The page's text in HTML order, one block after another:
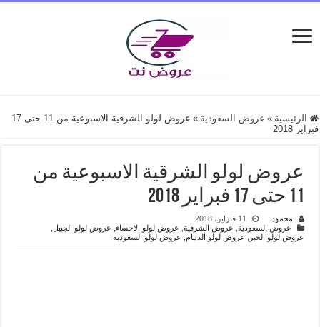
الرئيسية » عروض السعودية »
عروض لولو الشرقية الاسبوعية من 11 حتى 17
فبراير 2018
عروض لولو الشرقية الاسبوعية من
11 حتى 17 فبراير 2018
محمود
11 فبراير، 2018
عروض السعودية, عروض الشرقية, عروض لولو الاحساء, عروض لولو الجبيل,
عروض لولو الخبر
عروض لولو الدمام, عروض لولو السعودية